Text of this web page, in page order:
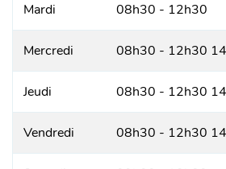
Mardi 08h30 - 12h30
Mercredi 08h30 - 12h30
Jeudi 08h30 - 12h30
Vendredi 08h30 - 12h30